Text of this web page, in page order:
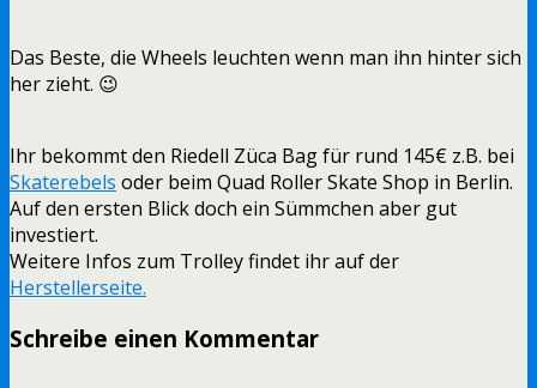
Das Beste, die Wheels leuchten wenn man ihn hinter sich
her zieht. 😉
Ihr bekommt den Riedell Züca Bag für rund 145€ z.B. bei
Skaterebels oder beim Quad Roller Skate Shop in Berlin.
Auf den ersten Blick doch ein Sümmchen aber gut
investiert.
Weitere Infos zum Trolley findet ihr auf der
Herstellerseite.
Schreibe einen Kommentar